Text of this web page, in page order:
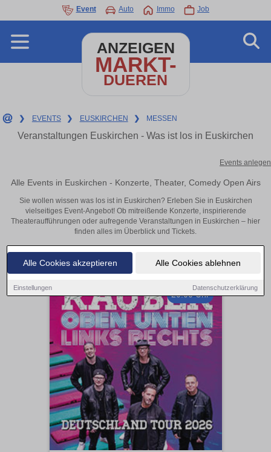
Alle Cookies akzeptieren Alle Cookies ablehnen
Einstellungen Datenschutzerklärung
Event Auto Immo Job
ANZEIGEN
MARKT-
DUEREN
❯ EVENTS ❯ EUSKIRCHEN ❯ MESSEN
Veranstaltungen Euskirchen - Was ist los in Euskirchen
Events anlegen
Alle Events in Euskirchen - Konzerte, Theater, Comedy Open Airs
Sie wollen wissen was los ist in Euskirchen? Erleben Sie in Euskirchen
vielseitiges Event-Angebot! Ob mitreißende Konzerte, inspirierende
Theateraufführungen oder aufregende Veranstaltungen in Euskirchen – hier
finden alles im Überblick und Tickets.
20:00 Uhr